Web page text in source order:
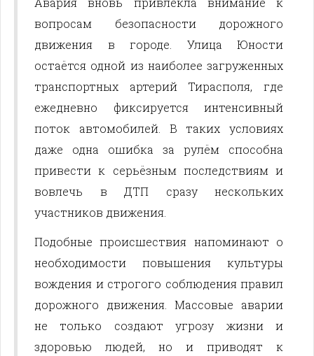
вопросам безопасности дорожного
движения в городе. Улица Юности
остаётся одной из наиболее загруженных
транспортных артерий Тирасполя, где
ежедневно фиксируется интенсивный
поток автомобилей. В таких условиях
даже одна ошибка за рулём способна
привести к серьёзным последствиям и
вовлечь в ДТП сразу нескольких
участников движения.
Подобные происшествия напоминают о
необходимости повышения культуры
вождения и строгого соблюдения правил
дорожного движения. Массовые аварии
не только создают угрозу жизни и
здоровью людей, но и приводят к